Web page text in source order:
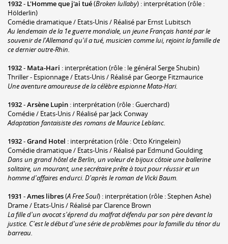
1932- L'Homme que j'ai tué(Broken lullaby) : interprétation (rôle :
Hölderlin)
Comédie dramatique / Etats-Unis / Réalisé par Ernst Lubitsch
Au lendemain de la 1e guerre mondiale, un jeune Français hanté par le
souvenir de l'Allemand qu'il a tué, musicien comme lui, rejoint la famille de
ce dernier outre-Rhin.
1932- Mata-Hari : interprétation (rôle : le général Serge Shubin)
Thriller - Espionnage / Etats-Unis / Réalisé par George Fitzmaurice
Une aventure amoureuse de la célèbre espionne Mata-Hari.
1932-Arsène Lupin : interprétation (rôle : Guerchard)
Comédie / Etats-Unis / Réalisé par Jack Conway
Adaptation fantaisiste des romans de Maurice Leblanc.
1932-Grand Hotel : interprétation (rôle : Otto Kringelein)
Comédie dramatique / Etats-Unis / Réalisé par Edmund Goulding
Dans un grand hôtel de Berlin, un voleur de bijoux côtoie une ballerine
solitaire, un mourant, une secrétaire prête à tout pour réussir et un
homme d'affaires endurci. D'après le roman de Vicki Baum.
1931 -Ames libres(A Free Soul) : interprétation (rôle : Stephen Ashe)
Drame / Etats-Unis / Réalisé par Clarence Brown
La fille d'un avocat s'éprend du malfrat défendu par son père devant la
justice. C'est le début d'une série de problèmes pour la famille du ténor du
barreau.